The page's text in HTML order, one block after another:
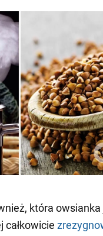
która
całkowicie